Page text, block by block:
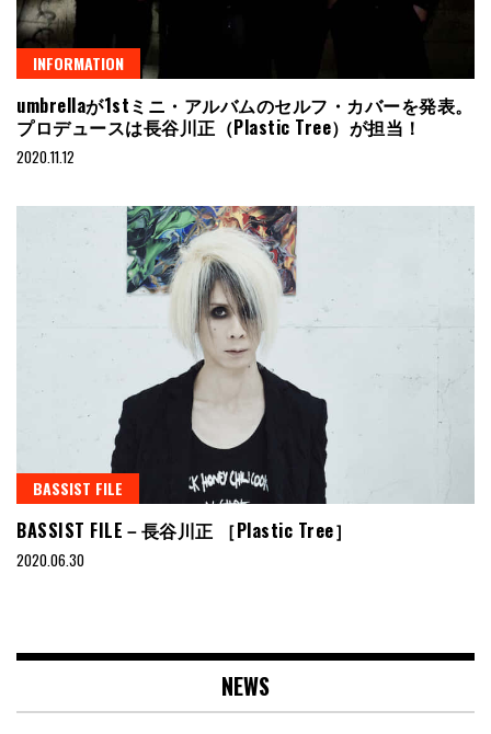
INFORMATION
umbrellaが1stミニ・アルバムのセルフ・カバーを発表。
プロデュースは長谷川正（Plastic Tree）が担当！
2020.11.12
BASSIST FILE
BASSIST FILE－長谷川正 ［Plastic Tree］
2020.06.30
NEWS